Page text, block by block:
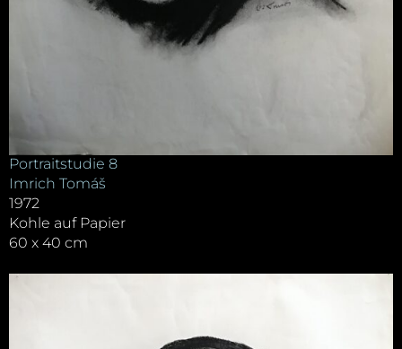
Portraitstudie 8
Imrich Tomáš
1972
Kohle auf Papier
60 x 40 cm